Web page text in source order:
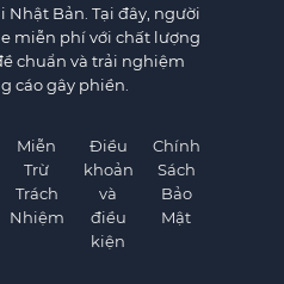
Nhật Bản. Tại đây, người
miễn phí với chất lượng
chuẩn và trải nghiệm
cáo gây phiền.
Miễn
Trừ
Trách
Nhiệm
Điều
khoản
và
điều
kiện
Chính
Sách
Bảo
Mật